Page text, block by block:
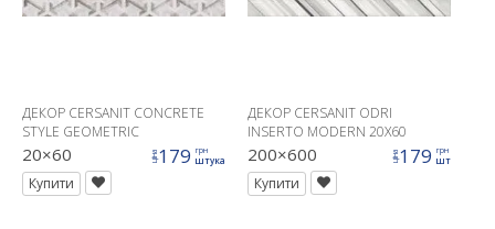
ДЕКОР CERSANIT CONCRETE
STYLE GEOMETRIC
20×60 ціна179 грн
штука
Купити
ДЕКОР CERSANIT ODRI
INSERTO MODERN 20X60
200×600 ціна179 грн
шт
Купити